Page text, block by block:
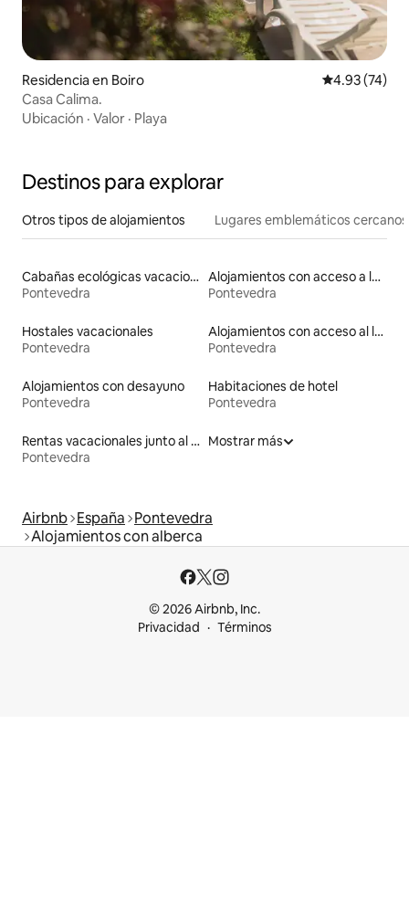
Residencia en Boiro Calificación
4.93 (74)
Casa Calima.
Ubicación · Valor · Playa
Destinos para explorar
Otros tipos de alojamientos Lugares emblemáticos cercanos
Cabañas ecológicas vacacionales
Pontevedra
Alojamientos con acceso a la playa
Pontevedra
Hostales vacacionales
Pontevedra
Alojamientos con acceso al lago
Pontevedra
Alojamientos con desayuno
Pontevedra
Habitaciones de hotel
Pontevedra
Rentas vacacionales junto al agua
Pontevedra
Mostrar más
Airbnb España Pontevedra
Alojamientos con alberca
© 2026 Airbnb, Inc.
Privacidad
Términos